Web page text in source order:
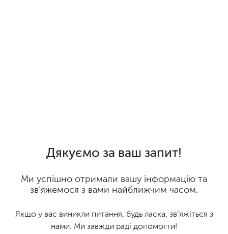
Дякуємо за ваш запит!
Ми успішно отримали вашу інформацію та
зв’яжемося з вами найближчим часом.
Якщо у вас виникли питання, будь ласка, зв’яжіться з
нами. Ми завжди раді допомогти!